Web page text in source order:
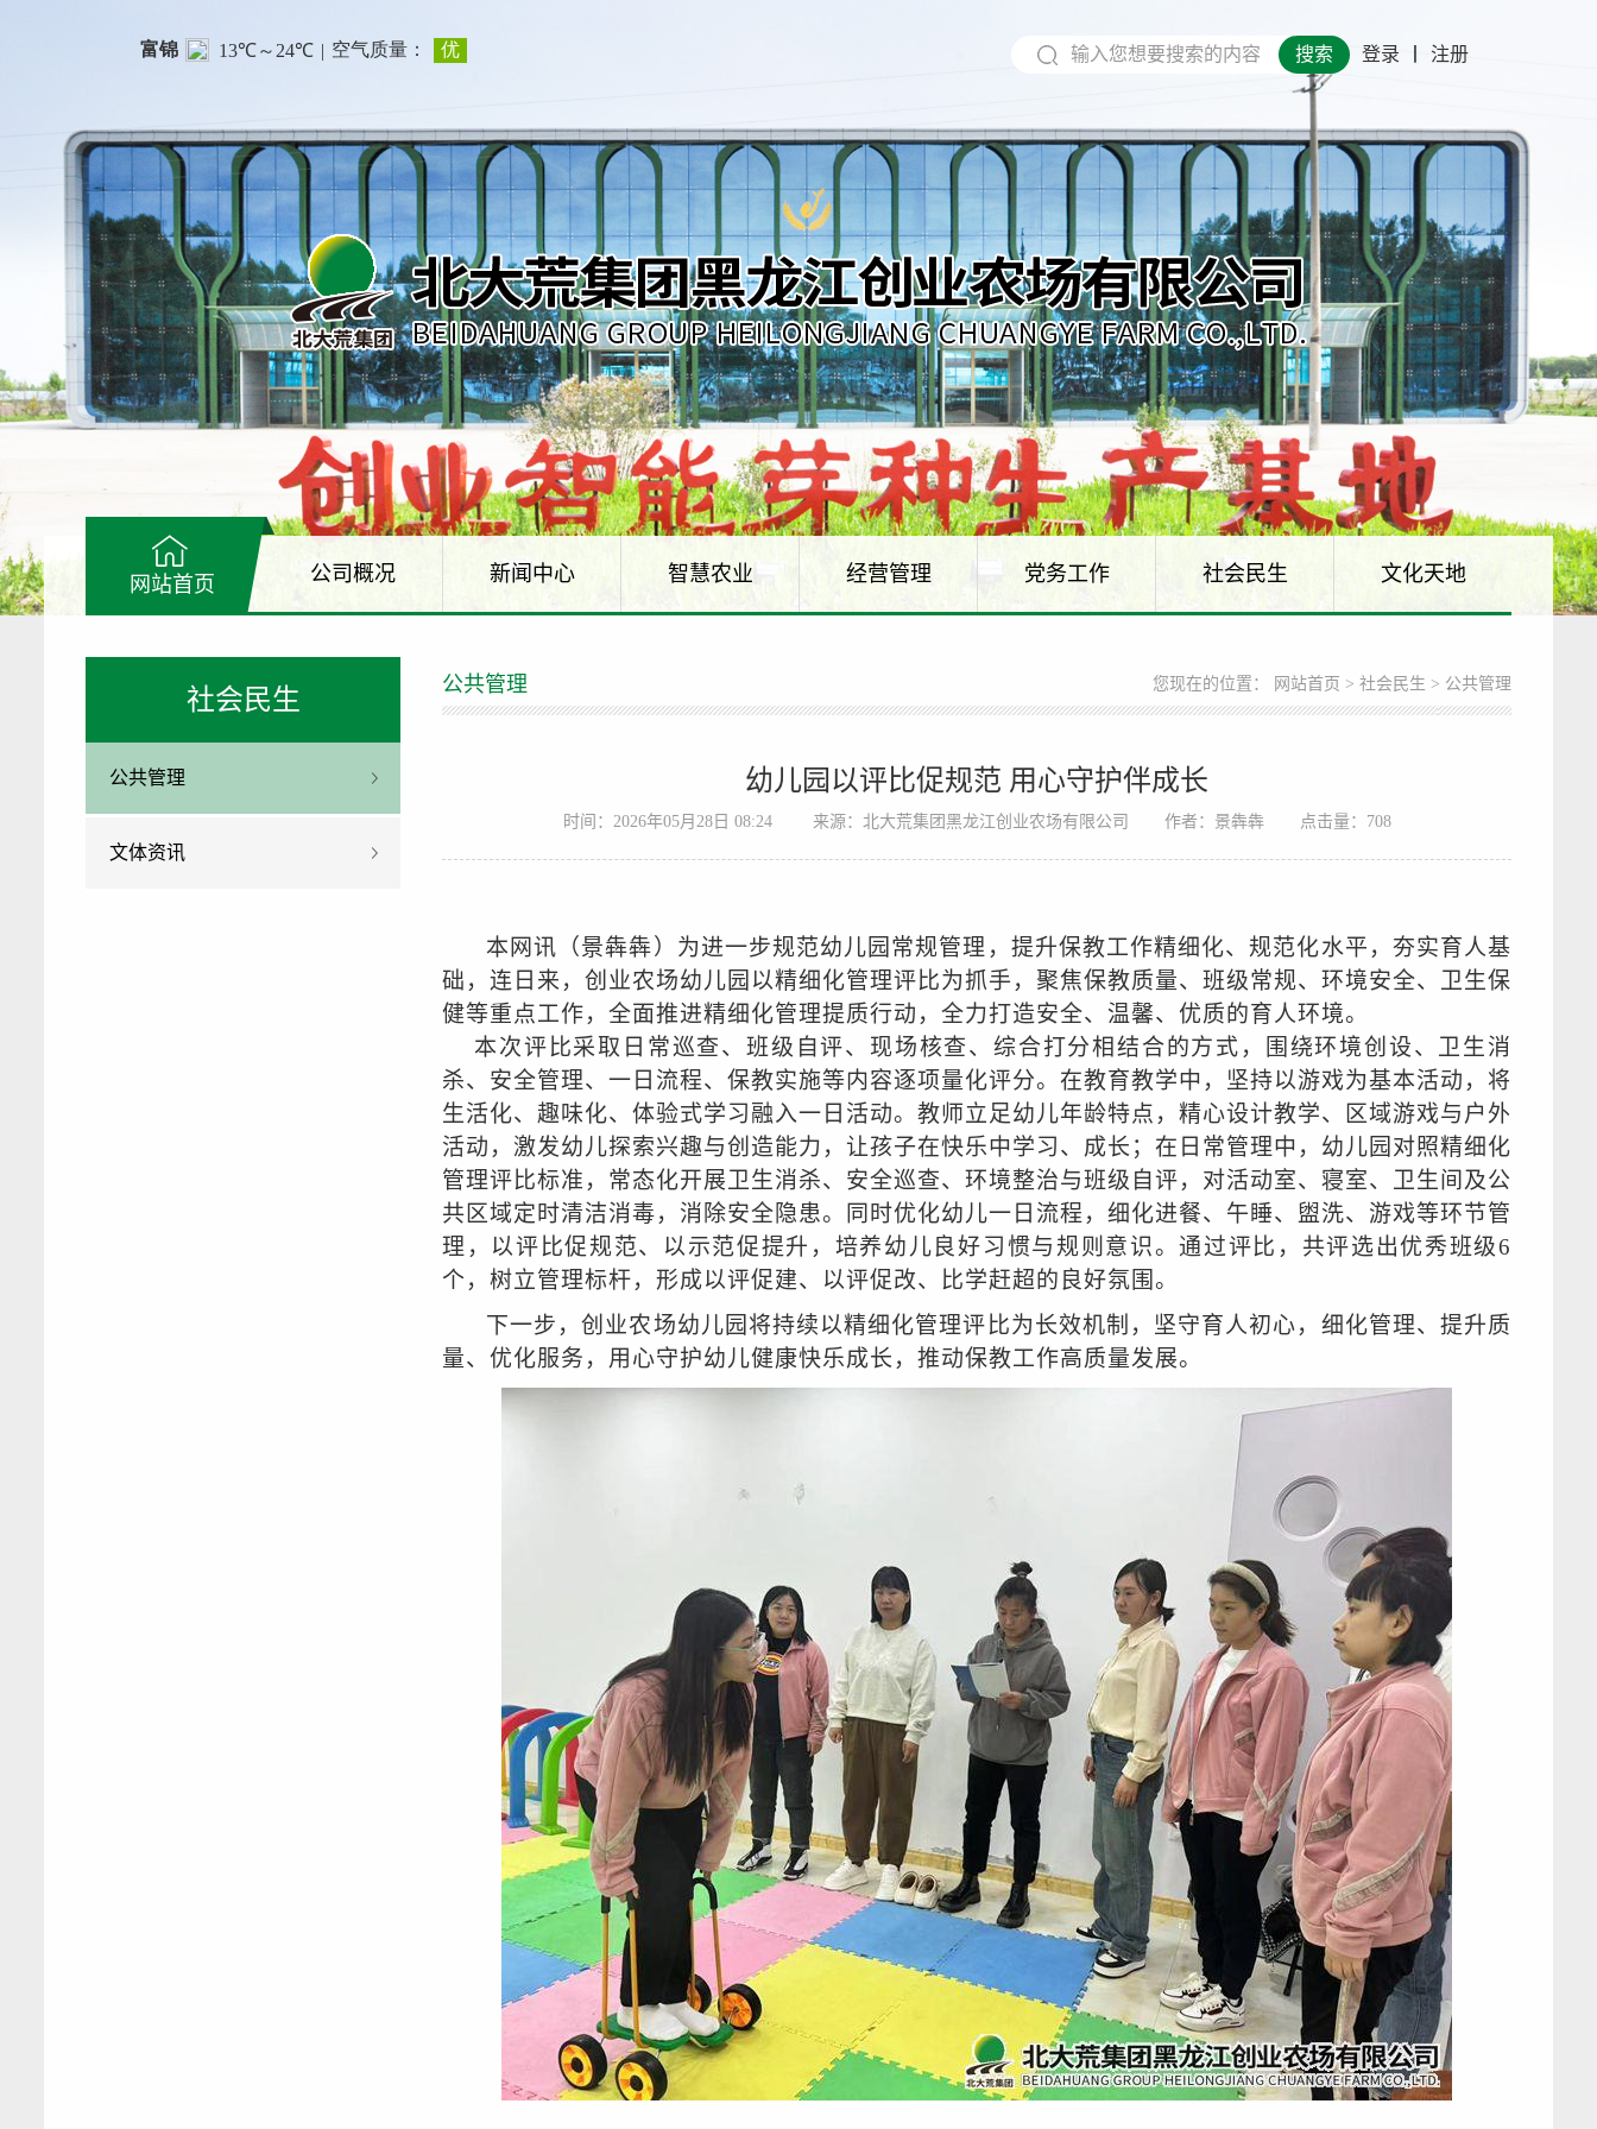
搜索 登录 注册
网站首页 公司概况 新闻中心 智慧农业 经营管理 党务工作 社会民生 文化天地
社会民生
公共管理
文体资讯
公共管理 您现在的位置： 网站首页 > 社会民生 > 公共管理
幼儿园以评比促规范 用心守护伴成长
时间：2026年05月28日 08:24 来源：北大荒集团黑龙江创业农场有限公司 作者：景犇犇 点击量： 708
本网讯（景犇犇）为进一步规范幼儿园常规管理，提升保教工作精细化、规范化水平，夯实育人基
础，连日来，创业农场幼儿园以精细化管理评比为抓手，聚焦保教质量、班级常规、环境安全、卫生保
健等重点工作，全面推进精细化管理提质行动，全力打造安全、温馨、优质的育人环境。
本次评比采取日常巡查、班级自评、现场核查、综合打分相结合的方式，围绕环境创设、卫生消
杀、安全管理、一日流程、保教实施等内容逐项量化评分。在教育教学中，坚持以游戏为基本活动，将
生活化、趣味化、体验式学习融入一日活动。教师立足幼儿年龄特点，精心设计教学、区域游戏与户外
活动，激发幼儿探索兴趣与创造能力，让孩子在快乐中学习、成长；在日常管理中，幼儿园对照精细化
管理评比标准，常态化开展卫生消杀、安全巡查、环境整治与班级自评，对活动室、寝室、卫生间及公
共区域定时清洁消毒，消除安全隐患。同时优化幼儿一日流程，细化进餐、午睡、盥洗、游戏等环节管
理，以评比促规范、以示范促提升，培养幼儿良好习惯与规则意识。通过评比，共评选出优秀班级6
个，树立管理标杆，形成以评促建、以评促改、比学赶超的良好氛围。
下一步，创业农场幼儿园将持续以精细化管理评比为长效机制，坚守育人初心，细化管理、提升质
量、优化服务，用心守护幼儿健康快乐成长，推动保教工作高质量发展。